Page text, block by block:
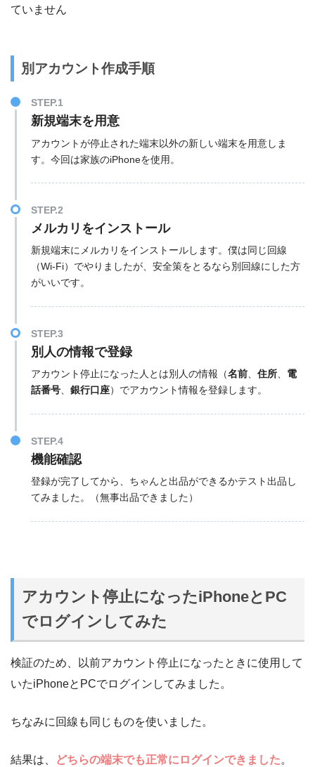
ていません
別アカウント作成手順
STEP.1
新規端末を用意
アカウントが停止された端末以外の新しい端末を用意しま
す。今回は家族のiPhoneを使用。
STEP.2
メルカリをインストール
新規端末にメルカリをインストールします。僕は同じ回線
（Wi-Fi）でやりましたが、安全策をとるなら別回線にした方
がいいです。
STEP.3
別人の情報で登録
アカウント停止になった人とは別人の情報（名前、 住所、 電
話番号、 銀行口座）でアカウント情報を登録します。
STEP.4
機能確認
登録が完了してから、ちゃんと出品ができるかテスト出品し
てみました。（無事出品できました）
アカウント停止になったiPhoneとPC
でログインしてみた
検証のため、以前アカウント停止になったときに使用して
いたiPhoneとPCでログインしてみました。
ちなみに回線も同じものを使いました。
結果は、 どちらの端末でも正常にログインできました。